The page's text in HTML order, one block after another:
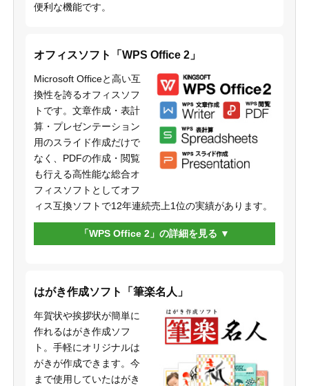
便利な機能です。
オフィスソフト「WPS Office 2」
Microsoft Officeと高い互
換性を誇るオフィスソフ
トです。文章作成・表計
算・プレゼンテーション
用のスライド作成だけで
なく、PDFの作成・閲覧
も行える高性能な総合オ
フィスソフトとしてオフ
ィス互換ソフトで12年連続売上1位の実績があります。
「WPS Office 2」の詳細を見る
はがき作成ソフト「筆楽名人」
年賀状や挨拶状が簡単に
作れるはがき作成ソフ
ト。手軽にオリジナルは
がきが作成できます。今
まで使用していたはがき